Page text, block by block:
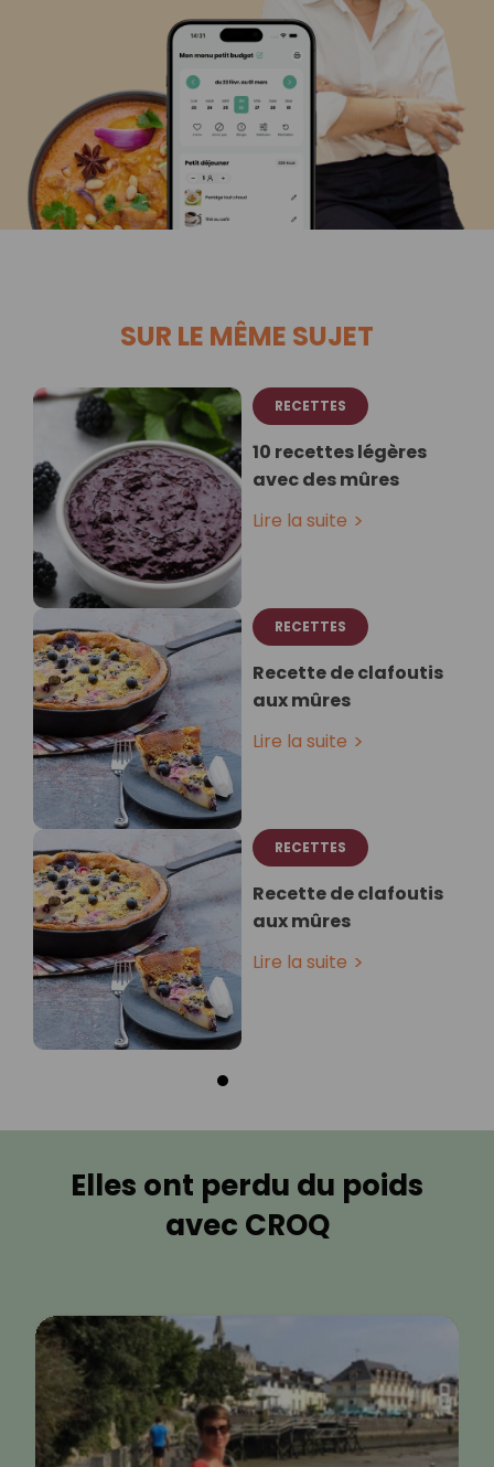
SUR LE MÊME SUJET
RECETTES
10 recettes légères
avec des mûres
Lire la suite
RECETTES
Recette de clafoutis
aux mûres
Lire la suite
RECETTES
Recette de clafoutis
aux mûres
Lire la suite
Elles ont perdu du poids
avec CROQ